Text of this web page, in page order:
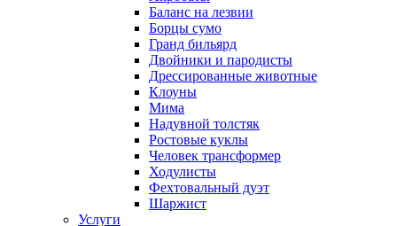
Баланс на лезвии
Борцы сумо
Гранд бильярд
Двойники и пародисты
Дрессированные животные
Клоуны
Мима
Надувной толстяк
Ростовые куклы
Человек трансформер
Ходулисты
Фехтовальный дуэт
Шаржист
Услуги